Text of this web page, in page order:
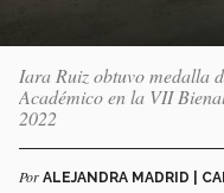
Iara Ruiz obtuvo medalla
Académico en la VII
2022
Por ALEJANDRA MADRID |